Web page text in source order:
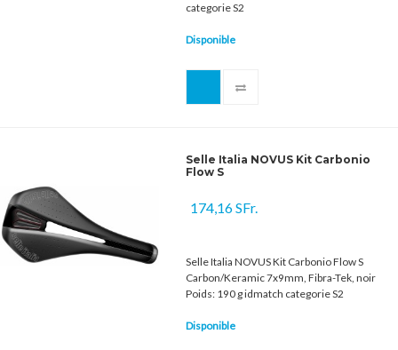
categorie S2
Disponible
Selle Italia NOVUS Kit Carbonio
Flow S
174,16 SFr.
Selle Italia NOVUS Kit Carbonio Flow S
Carbon/Keramic 7x9mm, Fibra-Tek, noir
Poids: 190 g idmatch categorie S2
Disponible